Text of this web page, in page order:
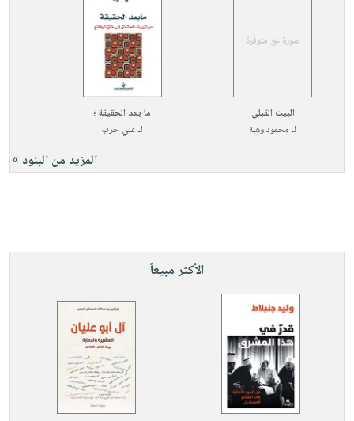
البيت القبلي
لـمحمود وهبة
ما بعد الحقيقة ؛
لـعلي حرب
المزيد من البنود »
الأكثر مبيعاً